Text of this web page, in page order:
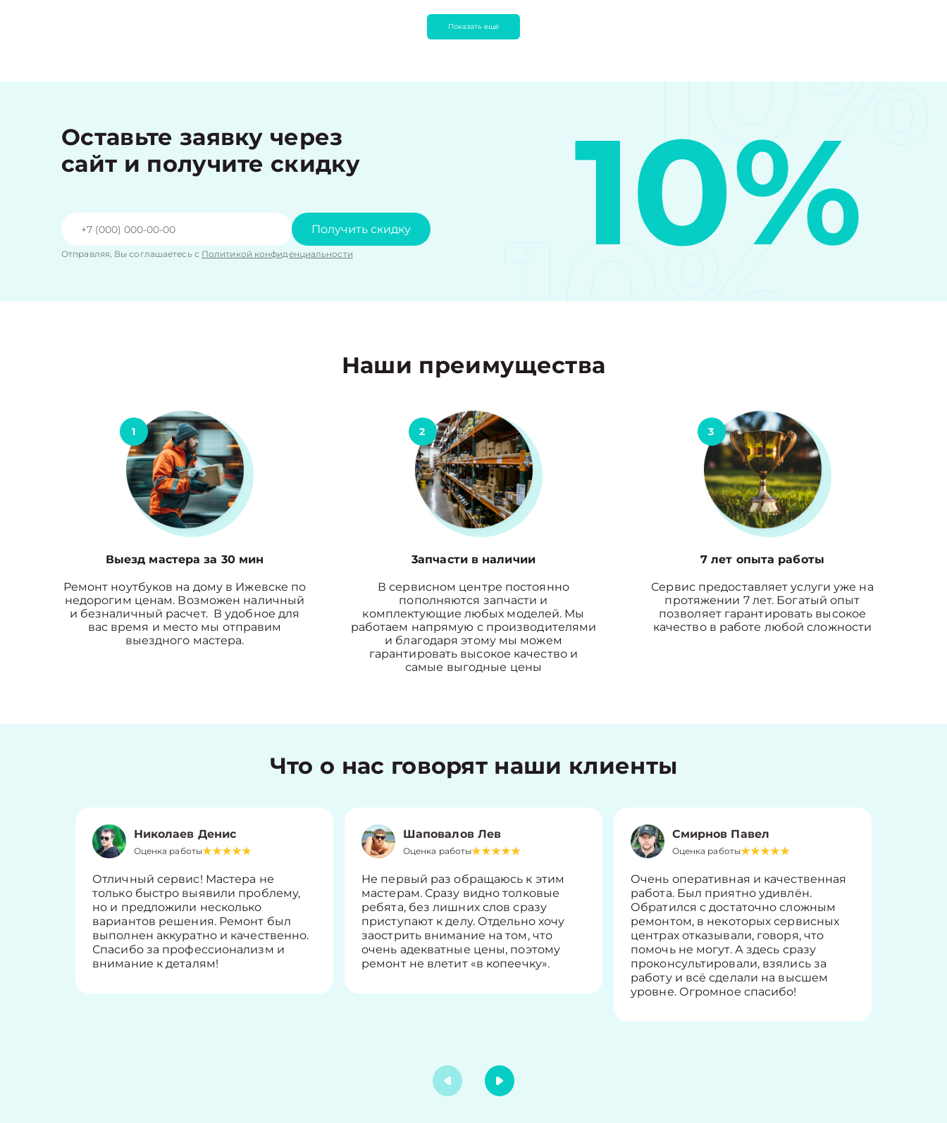
Показать ещё
Оставьте заявку через
сайт и получите скидку
Получить скидку
Отправляя, Вы соглашаетесь с Политикой конфиденциальности 10%
10%
10%
Наши преимущества
1
Выезд мастера за 30 мин
Ремонт ноутбуков на дому в Ижевске по
недорогим ценам. Возможен наличный
и безналичный расчет. В удобное для
вас время и место мы отправим
выездного мастера.
2
3апчасти в наличии
В сервисном центре постоянно
пополняются запчасти и
комплектующие любых моделей. Мы
работаем напрямую с производителями
и благодаря этому мы можем
гарантировать высокое качество и
самые выгодные цены
3
7 лет опыта работы
Сервис предоставляет услуги уже на
протяжении 7 лет. Богатый опыт
позволяет гарантировать высокое
качество в работе любой сложности
Что о нас говорят наши клиенты
Николаев Денис
Оценка работы
Отличный сервис! Мастера не
только быстро выявили проблему,
но и предложили несколько
вариантов решения. Ремонт был
выполнен аккуратно и качественно.
Спасибо за профессионализм и
внимание к деталям!
Шаповалов Лев
Оценка работы
Не первый раз обращаюсь к этим
мастерам. Сразу видно толковые
ребята, без лишних слов сразу
приступают к делу. Отдельно хочу
заострить внимание на том, что
очень адекватные цены, поэтому
ремонт не влетит «в копеечку».
Смирнов Павел
Оценка работы
Очень оперативная и качественная
работа. Был приятно удивлён.
Обратился с достаточно сложным
ремонтом, в некоторых сервисных
центрах отказывали, говоря, что
помочь не могут. А здесь сразу
проконсультировали, взялись за
работу и всё сделали на высшем
уровне. Огромное спасибо!